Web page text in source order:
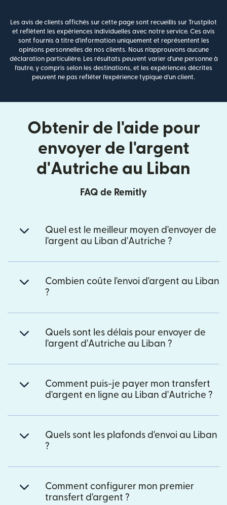
Les avis de clients affichés sur cette page sont recueillis sur Trustpilot
et reflètent les expériences individuelles avec notre service. Ces avis
sont fournis à titre d'information uniquement et représentent les
opinions personnelles de nos clients. Nous n'approuvons aucune
déclaration particulière. Les résultats peuvent varier d'une personne à
l'autre, y compris selon les destinations, et les expériences décrites
peuvent ne pas refléter l'expérience typique d'un client.
Obtenir de l'aide pour
envoyer de l'argent
d'Autriche au Liban
FAQ de Remitly
Quel est le meilleur moyen d'envoyer de
l'argent au Liban d'Autriche ?
Combien coûte l'envoi d'argent au Liban
?
Quels sont les délais pour envoyer de
l'argent d'Autriche au Liban ?
Comment puis-je payer mon transfert
d'argent en ligne au Liban d'Autriche ?
Quels sont les plafonds d'envoi au Liban
?
Comment configurer mon premier
transfert d'argent ?